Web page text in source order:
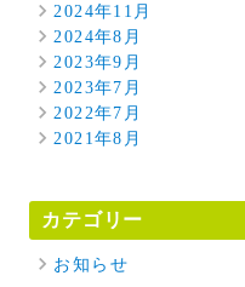
2024年11月
2024年8月
2023年9月
2023年7月
2022年7月
2021年8月
カテゴリー
お知らせ